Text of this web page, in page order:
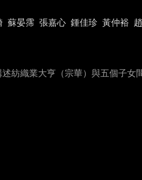
蘇晏霈 張嘉心 鍾佳珍 黃仲裕
紡織業大亨（宗華）與五個子女